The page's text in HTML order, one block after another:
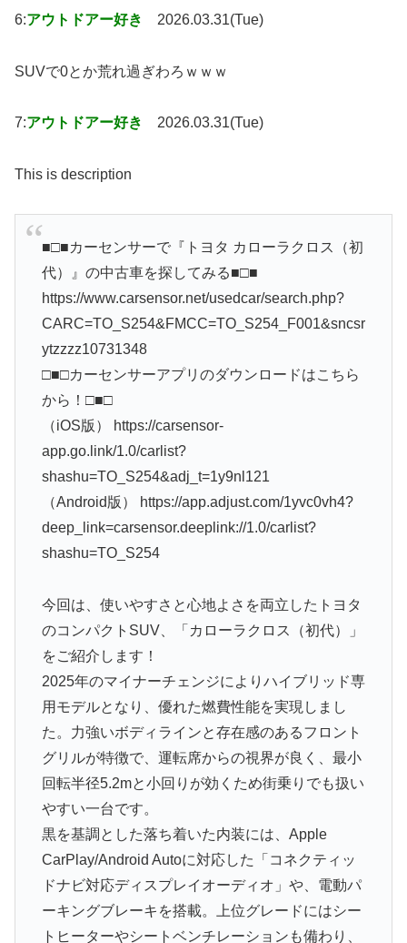
6:アウトドアー好き 2026.03.31(Tue)
SUVで0とか荒れ過ぎわろｗｗｗ
7:アウトドアー好き 2026.03.31(Tue)
This is description
■□■カーセンサーで『トヨタ カローラクロス（初
代）』の中古車を探してみる■□■
https://www.carsensor.net/usedcar/search.php?
CARC=TO_S254&FMCC=TO_S254_F001&sncsr
ytzzzz10731348
□■□カーセンサーアプリのダウンロードはこちら
から！□■□
（iOS版） https://carsensor-
app.go.link/1.0/carlist?
shashu=TO_S254&adj_t=1y9nl121
（Android版） https://app.adjust.com/1yvc0vh4?
deep_link=carsensor.deeplink://1.0/carlist?
shashu=TO_S254
今回は、使いやすさと心地よさを両立したトヨタ
のコンパクトSUV、「カローラクロス（初代）」
をご紹介します！
2025年のマイナーチェンジによりハイブリッド専
用モデルとなり、優れた燃費性能を実現しまし
た。力強いボディラインと存在感のあるフロント
グリルが特徴で、運転席からの視界が良く、最小
回転半径5.2mと小回りが効くため街乗りでも扱い
やすい一台です。
黒を基調とした落ち着いた内装には、Apple
CarPlay/Android Autoに対応した「コネクティッ
ドナビ対応ディスプレイオーディオ」や、電動パ
ーキングブレーキを搭載。上位グレードにはシー
トヒーターやシートベンチレーションも備わり、